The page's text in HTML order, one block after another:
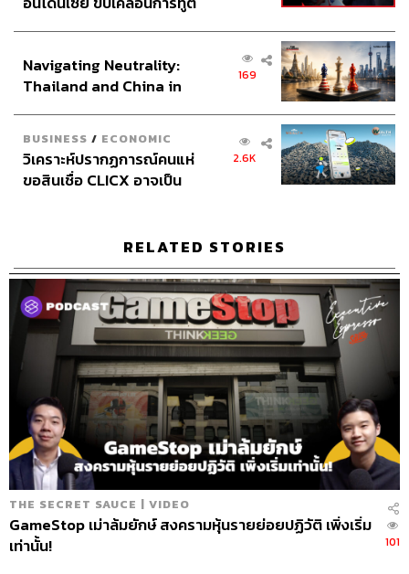
TAGS:
สุรพงษ์ สืบวงศ์ลี
The Secret Sauce
เคน นครินทร์
นครินทร์ วนกิจไพบูลย์
เคล็ดลับความสำเร็จ
Executive Espresso
Business
ฝ่าวิกฤตโควิด19
brand
วิกฤตโควิด19 นครินทร์
56
ABOUT THE HOST
นครินทร์ วนกิจไพบูลย์
บรรณาธิการบริหาร สำนักข่าว THE
STANDARD วิทยากรด้านสื่อและการทำคอน
เทนต์ออนไลน์
อินโดนีเซีย
Navigating Neutrality:
Thailand and China in
169
BUSINESS / ECONOMIC
วิเคราะห์ปรากฏการณ์คนแห่
ขอสินเชื่อ CLICX อาจเป็น
2.6K
RELATED STORIES
THE SECRET SAUCE | VIDEO
GameStop เม่าล้มยักษ์ สงครามหุ้นรายย่อยปฏิวัติ เพิ่งเริ่ม
เท่านั้น!
101